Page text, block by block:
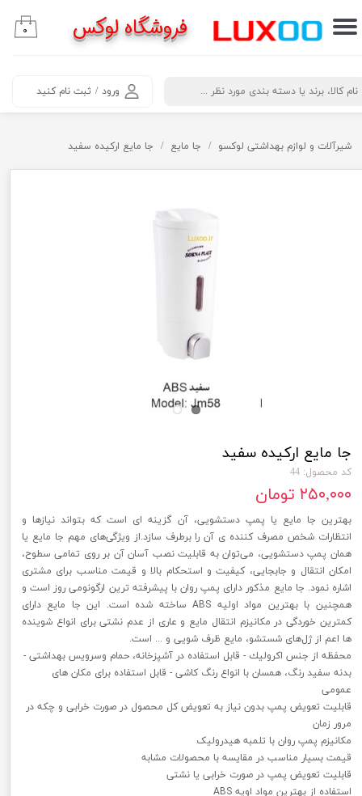
​جستجو ورود / ثبت نام کنید
حساب کاربری من
خروج از حساب کاربری
۰ فروشگاه لوکس
شیرآلات و لوازم بهداشتی لوکسو جا مایع جا مایع ارکیده سفید
جا مایع ارکیده سفید
کد محصول: 44
۲۵۰,۰۰۰ تومان
بهترین جا مایع یا پمپ دستشویی، آن گزینه ای است که بتواند نیازها و
انتظارات شخص مصرف کننده ی آن را برطرف سازد.از ویژگی‌‌‌‌های مهم جا مایع یا
همان پمپ دستشویی، می‌توان به قابلیت نصب آسان آن بر روی تمامی سطوح،
امکان انتقال و جابجایی، کیفیت و استحکام بالا و قیمت مناسب برای مشتری
اشاره نمود. جا مایع مذکور دارای پمپ روان با پیشرفته ترین ارگونومی روز است و
همچنین با بهترین مواد اولیه ABS ساخته شده است. این جا مایع دارای
کمترین خوردگی در مکانیزم انتقال مایع و عاری از عدم نشتی برای انواع شوینده
ها اعم از ژل‌‌‌‌های شستشو، مایع ظرف شویی و ... است.
محفظه از جنس اكرولیك - قابل استفاده در آشپزخانه، حمام وسرویس بهداشتی -
بدنه سفید رنگ، همسان با انواع رنگ كاشی - قابل استفاده برای مكان های
عمومی
قابلیت تعویض پمپ بدون نیاز به تعویض کل محصول در صورت خرابی و چکه در
مرور زمان
مکانیزم پمپ روان با تلمبه هیدرولیک
قیمت بسیار مناسب در مقایسه با محصولات مشابه
قابلیت تعویض پمپ در صورت خرابی یا نشتی
استفاده از بهترین مواد اویه ABS